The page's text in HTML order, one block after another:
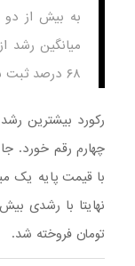
به بیش از دو
میانگین رشد
۶۸ درصد ثبت شد.
چهارم رقم خورد.
تومان فروخته شد.